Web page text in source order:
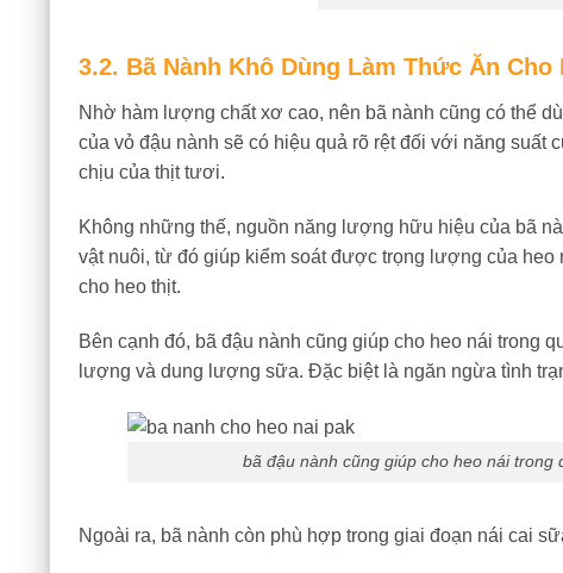
3.2. Bã Nành Khô Dùng Làm Thức Ăn
Nhờ hàm lượng chất xơ cao, nên bã nành cũng có thể
của vỏ đậu nành sẽ có hiệu quả rõ rệt đối với năng suất
chịu của thịt tươi.
Không những thế, nguồn năng lượng hữu hiệu của bã
vật nuôi, từ đó giúp kiểm soát được trọng lượng của
cho heo thịt.
Bên cạnh đó, bã đậu nành cũng giúp cho heo nái trong
lượng và dung lượng sữa. Đặc biệt là ngăn ngừa tình
bã đậu nành cũng giúp cho heo nái
Ngoài ra, bã nành còn phù hợp trong giai đoạn nái cai